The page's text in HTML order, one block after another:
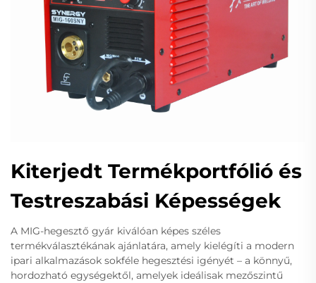
Kiterjedt Termékportfólió és
Testreszabási Képességek
A MIG-hegesztő gyár kiválóan képes széles
termékválasztékának ajánlatára, amely kielégíti a modern
ipari alkalmazások sokféle hegesztési igényét – a könnyű,
hordozható egységektől, amelyek ideálisak mezőszintű